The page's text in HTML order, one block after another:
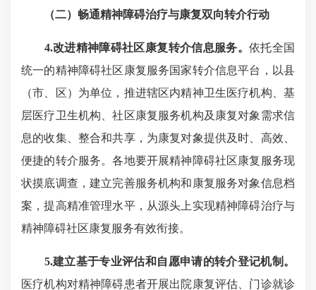
（二）畅通精神障碍治疗与康复双向转介行动
4.改进精神障碍社区康复转介信息服务。 依托全国
统一的精神障碍社区康复服务国家转介信息平台，以县
（市、区）为单位，推进辖区内精神卫生医疗机构、基
层医疗卫生机构、社区康复服务机构及康复对象需求信
息的收集、整合和共享，为康复对象提供及时、高效、
便捷的转介服务。各地要开展精神障碍社区康复服务现
状摸底调查，建立完善服务机构和康复服务对象信息档
案，提高精准管理水平，从源头上实现精神障碍治疗与
精神障碍社区康复服务有效衔接。
5.建立基于专业评估和自愿申请的转介登记机制。
医疗机构对精神障碍患者开展出院康复评估、门诊就诊